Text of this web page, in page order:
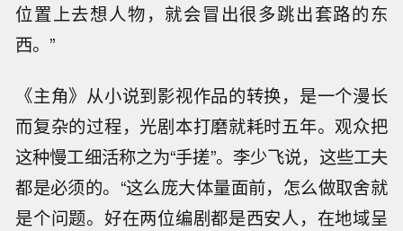
位置上去想人物，就会冒出很多跳出套路的东
西。”
《主角》从小说到影视作品的转换，是一个漫长
而复杂的过程，光剧本打磨就耗时五年。观众把
这种慢工细活称之为“手搓”。李少飞说，这些工夫
都是必须的。“这么庞大体量面前，怎么做取舍就
是个问题。好在两位编剧都是西安人，在地域呈